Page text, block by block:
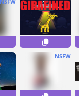
NSFW